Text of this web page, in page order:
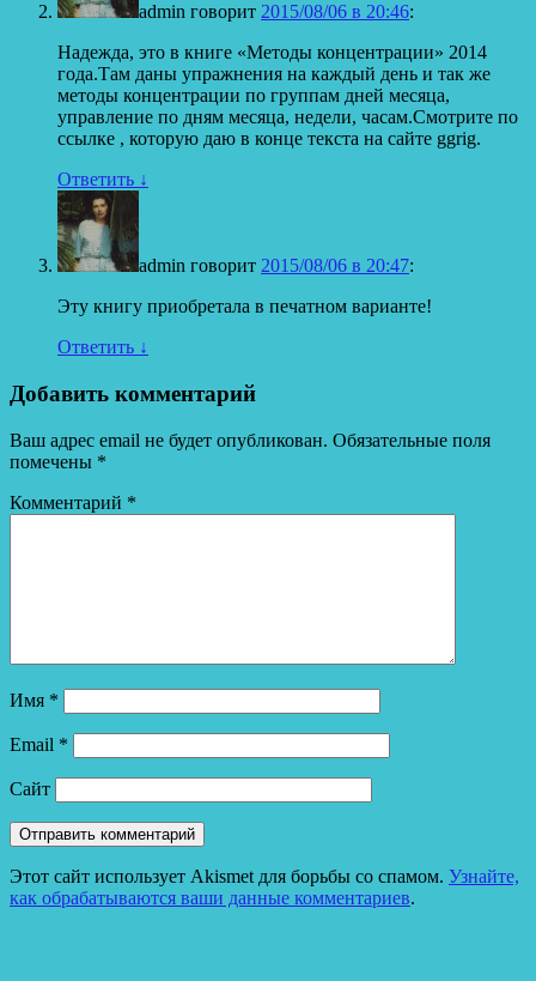
admin говорит 2015/08/06 в 20:46:
Надежда, это в книге «Методы концентрации» 2014
года.Там даны упражнения на каждый день и так же
методы концентрации по группам дней месяца,
управление по дням месяца, недели, часам.Смотрите по
ссылке , которую даю в конце текста на сайте ggrig.
Ответить ↓
admin говорит 2015/08/06 в 20:47:
Эту книгу приобретала в печатном варианте!
Ответить ↓
Добавить комментарий
Ваш адрес email не будет опубликован. Обязательные поля
помечены *
Комментарий *
Имя *
Email *
Сайт
Этот сайт использует Akismet для борьбы со спамом. Узнайте,
как обрабатываются ваши данные комментариев.